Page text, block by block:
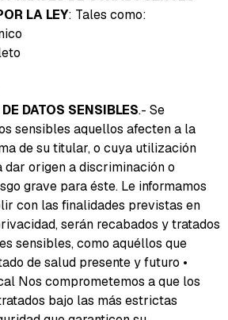
LA LEY: Tales como:
DATOS SENSIBLES.- Se
sensibles aquellos afecten a la
de su titular, o cuya utilización
dar origen a discriminación o
grave para éste. Le informamos
con las finalidades previstas en
serán recabados y tratados
sensibles, como aquéllos que
de salud presente y futuro •
Nos comprometemos a que los
bajo las más estrictas